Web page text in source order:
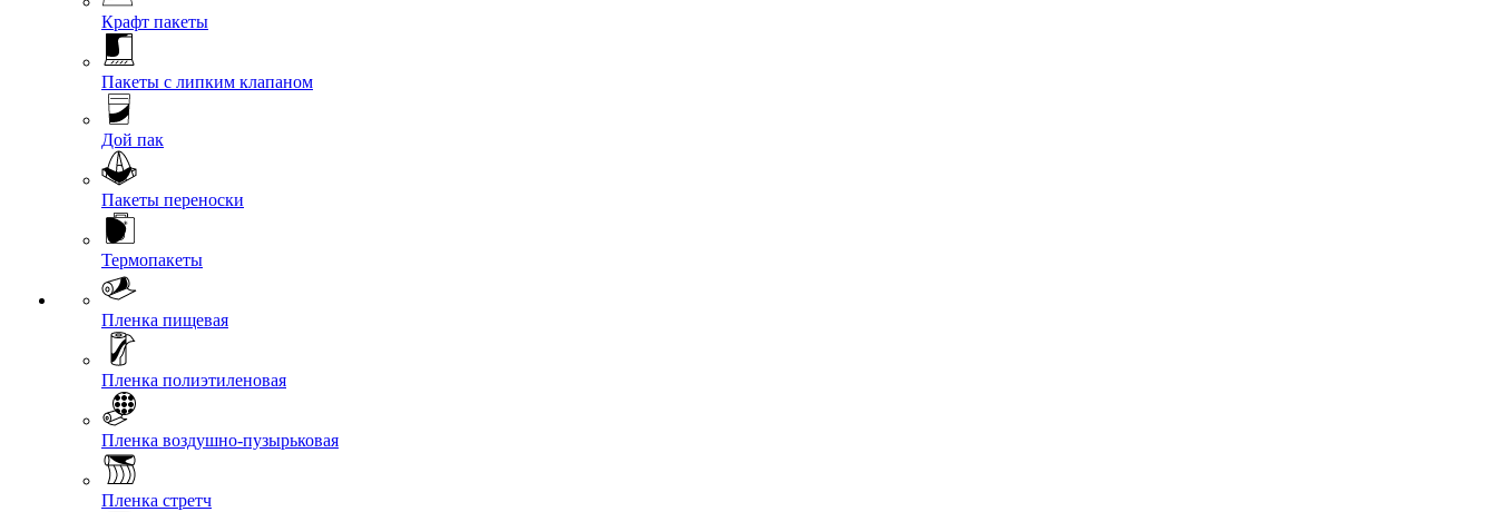
Крафт пакеты
Пакеты с липким клапаном
Дой пак
Пакеты переноски
Термопакеты
Пленка пищевая
Пленка полиэтиленовая
Пленка воздушно-пузырьковая
Пленка стретч